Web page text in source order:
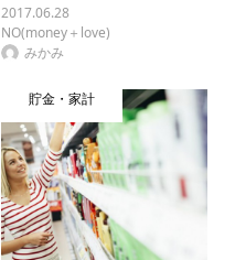
2017.06.28
NO(money＋love)
みかみ
貯金・家計